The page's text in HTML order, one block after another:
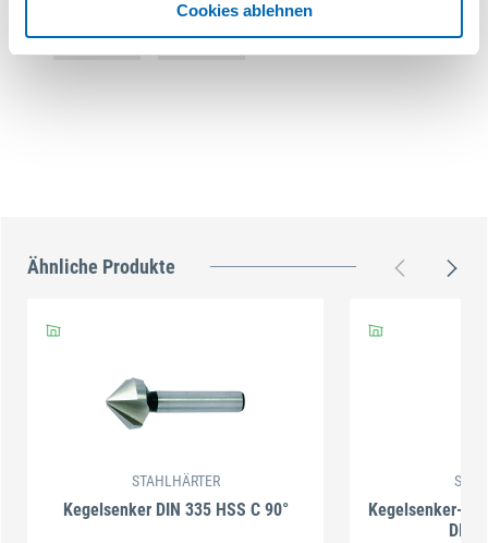
Cookies ablehnen
Ähnliche Produkte
STAHLHÄRTER
Kegelsenker DIN 335 HSS C 90°
Kegelsenker-
DIN